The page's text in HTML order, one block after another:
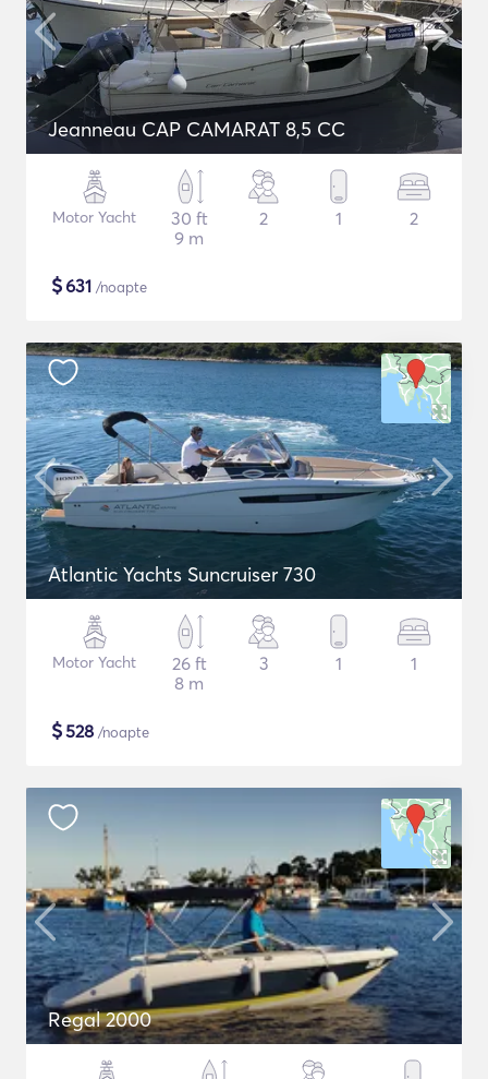
Jeanneau CAP CAMARAT 8,5 CC
Motor Yacht
30 ft
9 m
2 1 2
$631 /noapte
Atlantic Yachts Suncruiser 730
Motor Yacht
26 ft
8 m
3 1 1
$528 /noapte
Regal 2000